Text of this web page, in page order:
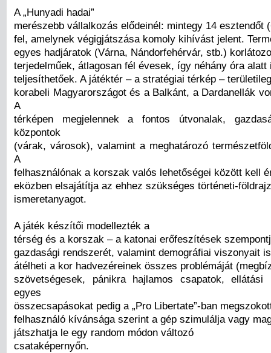
A „Hunyadi hadai”
merészebb vállalkozás elődeinél: mintegy 14 esztendőt
fel, amelynek végigjátszása komoly kihívást jelent.
egyes hadjáratok (Várna, Nándorfehérvár, stb.)
terjedelműek, átlagosan fél évesek, így néhány óra alatt
teljesíthetőek. A játéktér – a stratégiai térkép –
korabeli Magyarországot és a Balkánt, a Dardanellák
A
térképen megjelennek a fontos útvonalak,
központok
(várak, városok), valamint a meghatározó
A
felhasználónak a korszak valós lehetőségei között kell
eközben elsajátítja az ehhez szükséges történeti-
ismeretanyagot.
A játék készítői modellezték a
térség és a korszak – a katonai erőfeszítések
gazdasági rendszerét, valamint demográfiai viszonyait
átélheti a kor hadvezéreinek összes problémáját
szövetségesek, pánikra hajlamos csapatok, ellátási
egyes
összecsapásokat pedig a „Pro Libertate”-ban
felhasználó kívánsága szerint a gép szimulálja vagy
játszhatja le egy random módon változó
csataképernyőn.